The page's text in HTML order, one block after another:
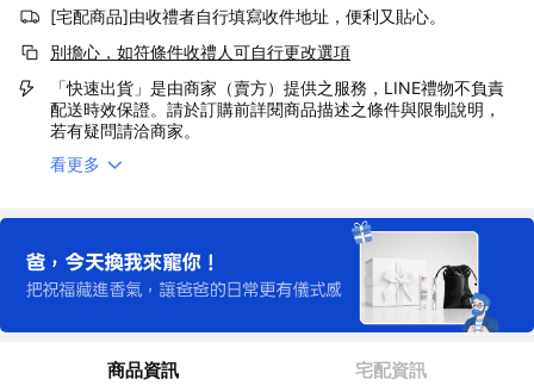
[宅配商品]由收禮者自行填寫收件地址，便利又貼心。
別擔心，如符條件收禮人可自行更改選項
「快速出貨」是由商家（賣方）提供之服務，LINE禮物不負責
配送時效保證。請於訂購前詳閱商品描述之條件與限制說明，
若有疑問請洽商家。
看更多
商品資訊 宅配資訊